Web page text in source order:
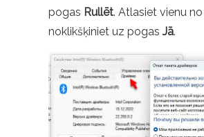
pogas Rullēt. Atlasiet vienu
noklikšķiniet uz pogas Jā.